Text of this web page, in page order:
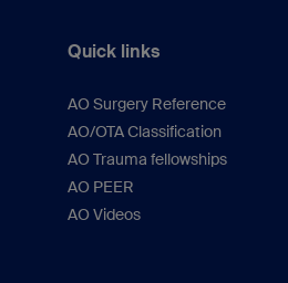
Quick links
AO Surgery Reference
AO/OTA Classification
AO Trauma fellowships
AO PEER
AO Videos